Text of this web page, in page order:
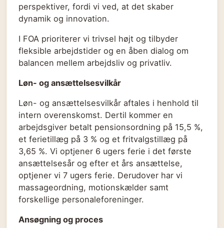
perspektiver, fordi vi ved, at det skaber
dynamik og innovation.
I FOA prioriterer vi trivsel højt og tilbyder
fleksible arbejdstider og en åben dialog om
balancen mellem arbejdsliv og privatliv.
Løn- og ansættelsesvilkår
Løn- og ansættelsesvilkår aftales i henhold til
intern overenskomst. Dertil kommer en
arbejdsgiver betalt pensionsordning på 15,5 %,
et ferietillæg på 3 % og et fritvalgstillæg på
3,65 %. Vi optjener 6 ugers ferie i det første
ansættelsesår og efter et års ansættelse,
optjener vi 7 ugers ferie. Derudover har vi
massageordning, motionskælder samt
forskellige personaleforeninger.
Ansøgning og proces